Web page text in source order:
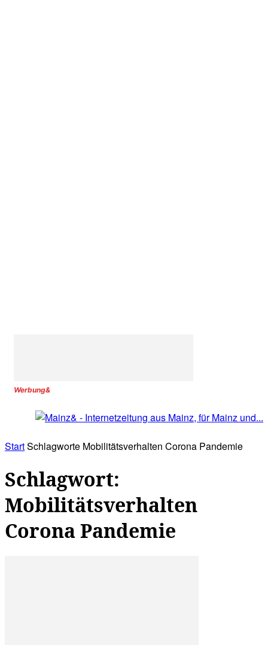
Werbung&
StartSchlagworte Mobilitätsverhalten Corona Pandemie
Schlagwort:
Mobilitätsverhalten
Corona Pandemie